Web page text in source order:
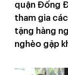
quận Đống
tham gia
tặng hàng
nghèo gặp